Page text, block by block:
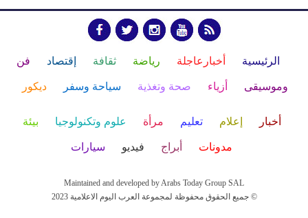
الرئيسية أخبارعاجلة رياضة ثقافة إقتصاد فن
وموسيقى أزياء صحة وتغذية سياحة وسفر ديكور
أخبار إعلام تعليم مرأة علوم وتكنولوجيا بيئة
مدونات أبراج فيديو سيارات
Maintained and developed by Arabs Today Group SAL
جميع الحقوق محفوظة لمجموعة العرب اليوم الاعلامية 2023 ©